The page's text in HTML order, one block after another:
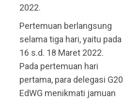
2022.
Pertemuan berlangsung
selama tiga hari, yaitu pada
16 s.d. 18 Maret 2022.
Pada pertemuan hari
pertama, para delegasi G20
EdWG menikmati jamuan